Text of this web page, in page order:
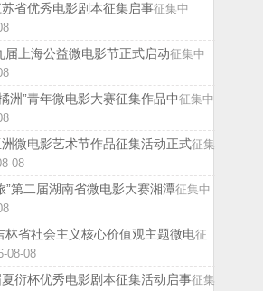
省优秀电影剧本征集启事征集中
届上海公益微电影节正式启动征集中
洲”青年微电影大赛征集作品中征集中
微电影艺术节作品征集活动正式征集
08
”第二届湖南省微电影大赛湘潭征集中
林省社会主义核心价值观主题微电征
08-08
衍杯优秀电影剧本征集活动启事征集